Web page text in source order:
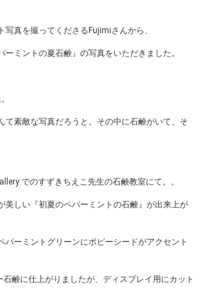
写真を撮ってくださるFujimiさんから、
ーミントの夏石鹸』の写真をいただきました。
て素敵な写真だろうと。その中に石鹸がいて、そ
でのすずきちえこ先生の石鹸教室にて。。
美しい『初夏のペパーミントの石鹸』が出来上が
パーミントグリーンにポピーシードがアクセント
鹸に仕上がりましたが、ディスプレイ用にカット